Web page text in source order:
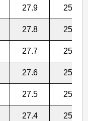
27.9 25.8
27.8 25.8
27.7 25.8
27.6 25.6
27.5 25.5
27.4 25.3